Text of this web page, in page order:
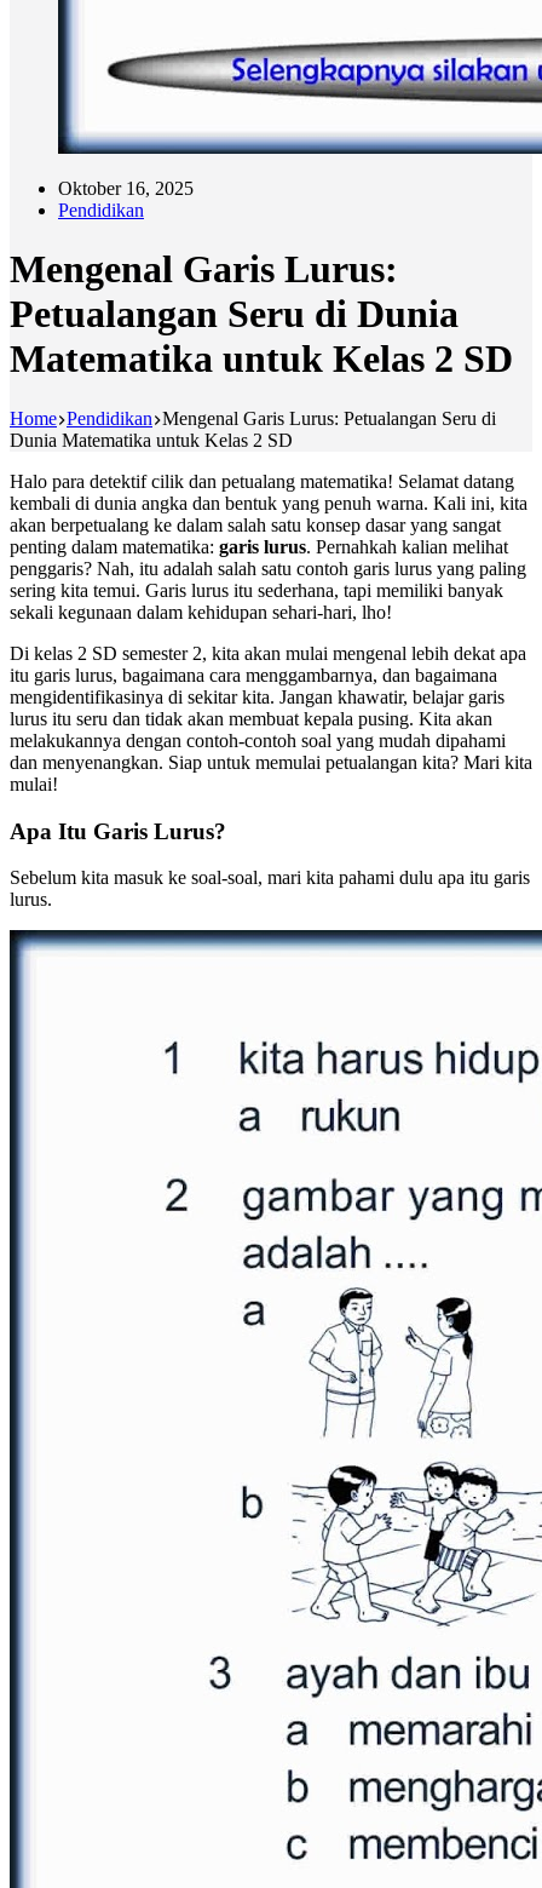
Oktober 16, 2025
Pendidikan
Mengenal Garis Lurus:
Petualangan Seru di Dunia
Matematika untuk Kelas 2 SD
Home Pendidikan Mengenal Garis Lurus: Petualangan Seru di
Dunia Matematika untuk Kelas 2 SD
Halo para detektif cilik dan petualang matematika! Selamat datang
kembali di dunia angka dan bentuk yang penuh warna. Kali ini, kita
akan berpetualang ke dalam salah satu konsep dasar yang sangat
penting dalam matematika: garis lurus. Pernahkah kalian melihat
penggaris? Nah, itu adalah salah satu contoh garis lurus yang paling
sering kita temui. Garis lurus itu sederhana, tapi memiliki banyak
sekali kegunaan dalam kehidupan sehari-hari, lho!
Di kelas 2 SD semester 2, kita akan mulai mengenal lebih dekat apa
itu garis lurus, bagaimana cara menggambarnya, dan bagaimana
mengidentifikasinya di sekitar kita. Jangan khawatir, belajar garis
lurus itu seru dan tidak akan membuat kepala pusing. Kita akan
melakukannya dengan contoh-contoh soal yang mudah dipahami
dan menyenangkan. Siap untuk memulai petualangan kita? Mari kita
mulai!
Apa Itu Garis Lurus?
Sebelum kita masuk ke soal-soal, mari kita pahami dulu apa itu garis
lurus.